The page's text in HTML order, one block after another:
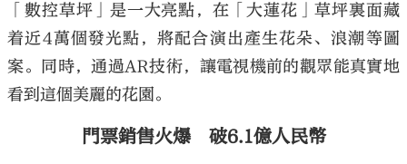
「數控草坪」是一大亮點，在「大蓮花」草坪裏面藏
着近4萬個發光點，將配合演出產生花朵、浪潮等圖
案。同時，通過AR技術，讓電視機前的觀眾能真實地
看到這個美麗的花園。
門票銷售火爆 破6.1億人民幣